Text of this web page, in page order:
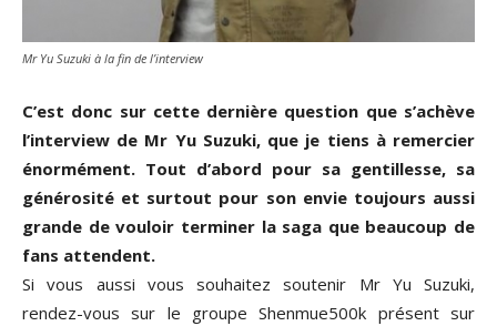
Mr Yu Suzuki à la fin de l’interview
C’est donc sur cette dernière question que s’achève
l’interview de Mr Yu Suzuki, que je tiens à remercier
énormément. Tout d’abord pour sa gentillesse, sa
générosité et surtout pour son envie toujours aussi
grande de vouloir terminer la saga que beaucoup de
fans attendent.
Si vous aussi vous souhaitez soutenir Mr Yu Suzuki,
rendez-vous sur le groupe Shenmue500k présent sur